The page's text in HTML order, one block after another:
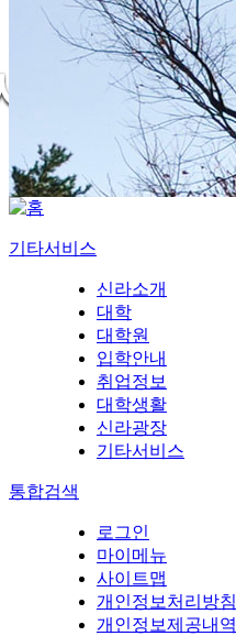
기타서비스
신라소개
대학
대학원
입학안내
취업정보
대학생활
신라광장
기타서비스
통합검색
로그인
마이메뉴
사이트맵
개인정보처리방침
개인정보제공내역